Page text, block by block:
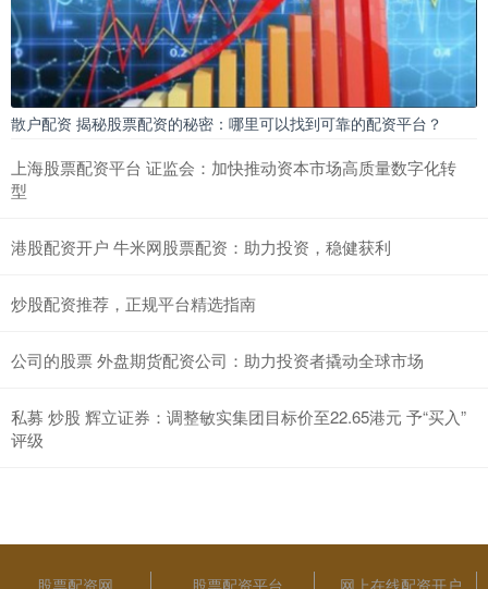
散户配资 揭秘股票配资的秘密：哪里可以找到可靠的配资平台？
上海股票配资平台 证监会：加快推动资本市场高质量数字化转
型
港股配资开户 牛米网股票配资：助力投资，稳健获利
炒股配资推荐，正规平台精选指南
公司的股票 外盘期货配资公司：助力投资者撬动全球市场
私募 炒股 辉立证券：调整敏实集团目标价至22.65港元 予“买入”
评级